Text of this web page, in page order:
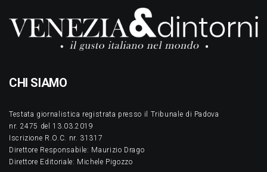
CHI SIAMO
Testata giornalistica registrata presso il Tribunale di Padova
nr. 2475 del 13.03.2019
Iscrizione R.O.C. nr. 31317
Direttore Responsabile: Maurizio Drago
Direttore Editoriale: Michele Pigozzo